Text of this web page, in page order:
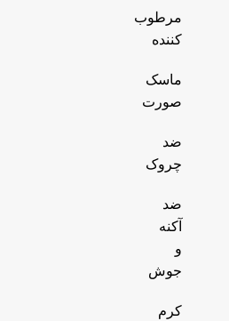
مرطوب
کننده
ماسک
صورت
ضد
چروک
ضد
آکنه
و
جوش
کرم